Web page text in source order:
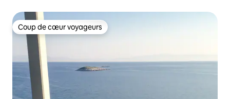
Coup de cœur voyageurs
Coup de cœur voyageurs